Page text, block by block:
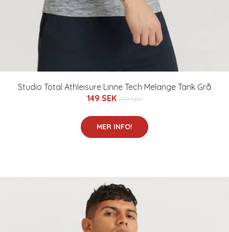
Studio Total Athleisure Linne Tech Melange Tank Grå
149 SEK 249 SEK
MER INFO!